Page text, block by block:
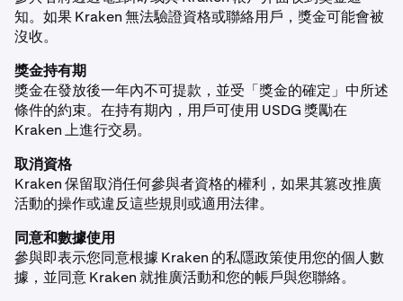
知。如果 Kraken 無法驗證資格或聯絡用戶，獎金可能會被
沒收。
獎金持有期
獎金在發放後一年內不可提款，並受「獎金的確定」中所述
條件的約束。在持有期內，用戶可使用 USDG 獎勵在
Kraken 上進行交易。
取消資格
Kraken 保留取消任何參與者資格的權利，如果其篡改推廣
活動的操作或違反這些規則或適用法律。
同意和數據使用
參與即表示您同意根據 Kraken 的私隱政策使用您的個人數
據，並同意 Kraken 就推廣活動和您的帳戶與您聯絡。